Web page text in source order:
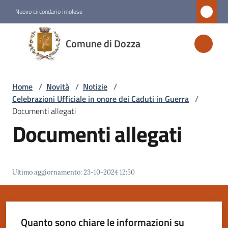
Nuovo circondario imolese
Comune di Dozza
Comune
di
Dozza
Amministrazione
Novità
Servizi
Vivere
Dozza
Home / Novità / Notizie /
Celebrazioni Ufficiale in onore dei Caduti in Guerra /
Documenti allegati
Documenti allegati
Ultimo aggiornamento:23-10-2024 12:50
Quanto sono chiare le informazioni su